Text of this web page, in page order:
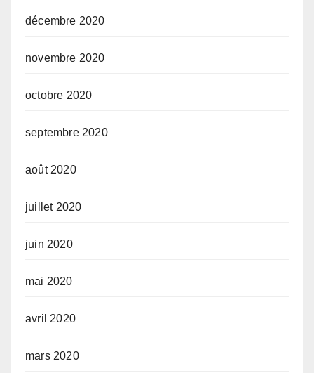
décembre 2020
novembre 2020
octobre 2020
septembre 2020
août 2020
juillet 2020
juin 2020
mai 2020
avril 2020
mars 2020